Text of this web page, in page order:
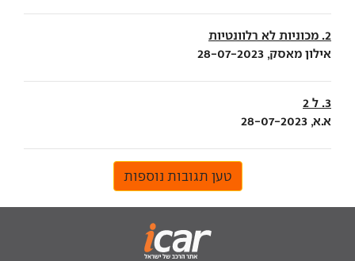
2. מכוניות לא רלוונטיות
אילון מאסק, 28-07-2023
3. ל 2
א.א, 28-07-2023
טען תגובות נוספות